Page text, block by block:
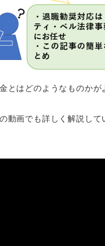
とはどのようなものかが
動画でも詳しく解説して